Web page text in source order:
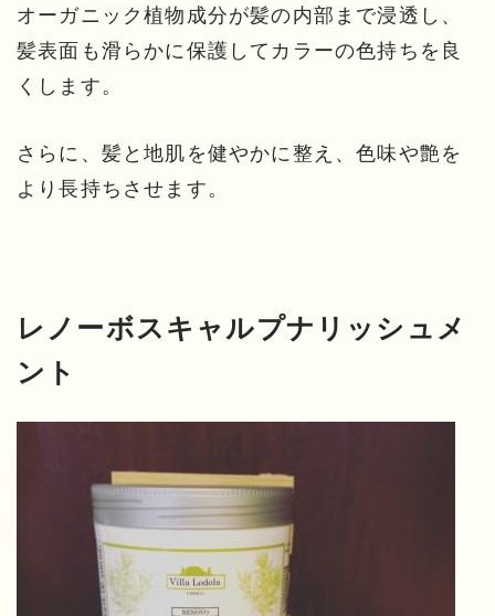
オーガニック植物成分が髪の内部まで浸透し、
髪表面も滑らかに保護してカラーの色持ちを良
くします。
さらに、髪と地肌を健やかに整え、色味や艶を
より長持ちさせます。
レノーボスキャルプナリッシュメ
ント